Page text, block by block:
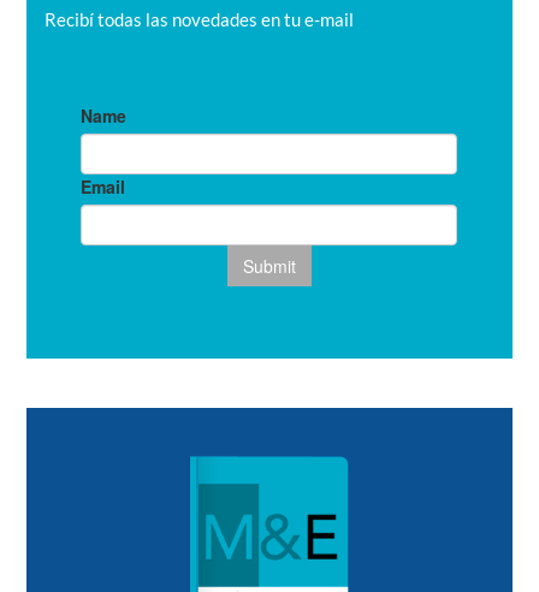
Recibí todas las novedades en tu e-mail